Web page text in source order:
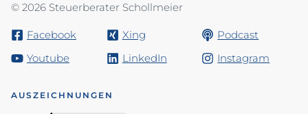
© 2026 Steuerberater Schollmeier
Facebook Xing
Podcast
Youtube
LinkedIn Instagram
AUSZEICHNUNGEN